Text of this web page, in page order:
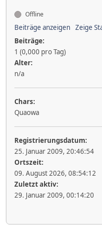
Offline
Beiträge anzeigen Zeige
Beiträge:
1 (0,000 pro Tag)
Alter:
n/a
Chars:
Quaowa
Registrierungsdatum:
25. Januar 2009, 20:46:54
Ortszeit:
09. August 2026, 08:54:12
Zuletzt aktiv:
29. Januar 2009, 00:14:20